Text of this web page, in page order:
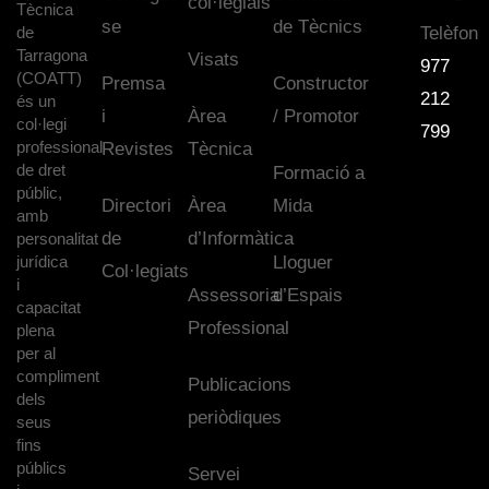
Tècnica
de
Tarragona
(COATT)
és un
col·legi
professional
de dret
públic,
amb
personalitat
jurídica
i
capacitat
plena
per al
compliment
dels
seus
fins
públics
se
Premsa
i
Revistes
Directori
de
Col·legiats
Visats
Àrea
Tècnica
Àrea
d’Informàtica
Assessoria
Professional
Publicacions
periòdiques
Servei
de Tècnics
Constructor
/ Promotor
Formació a
Mida
Lloguer
d’Espais
Telèfon
977
212
799